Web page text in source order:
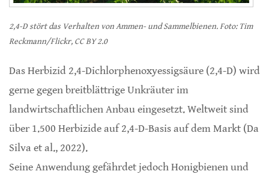
2,4-D stört das Verhalten von Ammen- und Sammelbienen. Foto: Tim
Reckmann/Flickr, CC BY 2.0
Das Herbizid 2,4-Dichlorphenoxyessigsäure (2,4-D) wird
gerne gegen breitblättrige Unkräuter im
landwirtschaftlichen Anbau eingesetzt. Weltweit sind
über 1.500 Herbizide auf 2,4-D-Basis auf dem Markt (Da
Silva et al., 2022).
Seine Anwendung gefährdet jedoch Honigbienen und